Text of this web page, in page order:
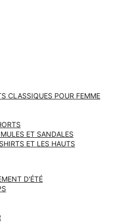
CLASSIQUES POUR FEMME
ET SANDALES
ET LES HAUTS
D'ÉTÉ